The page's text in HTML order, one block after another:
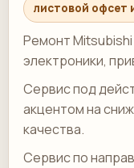
листовой офсет
Ремонт Mitsubishi
электроники,
Сервис под
акцентом на
качества.
Сервис по